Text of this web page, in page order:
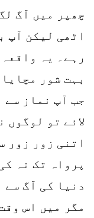
چھپر میں آگ
اٹھی لیکن آپ
رہے۔ یہ
بہت شور
جب آپ نماز سے
لائے تو لوگوں
اتنی زور زور
پرواہ تک نہ
دنیا کی آگ سے
مگر میں اس